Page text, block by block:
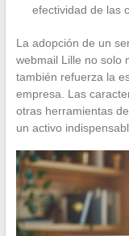
efectividad de las
La adopción de un
webmail Lille no solo
también refuerza la
empresa. Las
otras herramientas
un activo